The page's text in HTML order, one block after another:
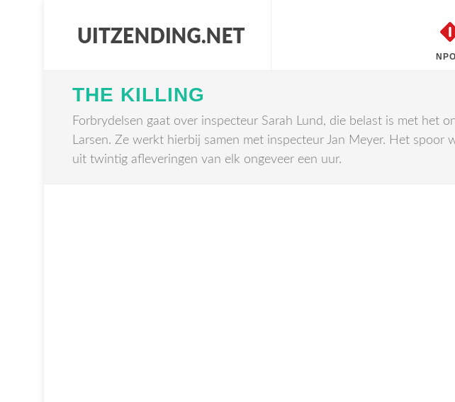
THE KILLING
Forbrydelsen gaat over inspecteur Sarah Lund, die belast is met het
Larsen. Ze werkt hierbij samen met inspecteur Jan Meyer. Het
uit twintig afleveringen van elk ongeveer een uur.